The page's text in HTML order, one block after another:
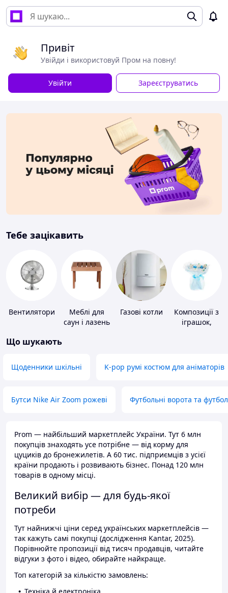
Привіт
Увійди і використовуй Пром на повну!
Увійти Зареєструватись
Тебе зацікавить
Вентилятори
Меблі для
саун і лазень
Газові котли
Композиції з
іграшок,
Що шукають
Щоденники шкільні K-pop румі костюм для аніматорів
Бутси Nike Air Zoom рожеві Футбольні ворота та
Prom — найбільший маркетплейс України. Тут 6 млн
покупців знаходять усе потрібне — від корму для
цуциків до бронежилетів. А 60 тис. підприємців з усієї
країни продають і розвивають бізнес. Понад 120 млн
товарів в одному місці.
Великий вибір — для будь-якої
потреби
Тут найнижчі ціни серед українських маркетплейсів —
так кажуть самі покупці (дослідження Kantar, 2025).
Порівнюйте пропозиції від тисяч продавців, читайте
відгуки з фото і відео, обирайте найкраще.
Топ категорій за кількістю замовлень: